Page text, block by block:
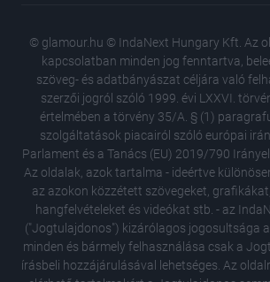
© glamour.hu © IndaNext Hungary Kft. Az
kapcsolatban minden jog fenntartva,
szöveg- és adatbányászat céljára való
szerzői jogról szóló 1999. évi LXXVI.
értelmében a törvény 35/A. § (1)
szolgáltatások piacairól szóló európai
Parlament és a Tanács (EU) 2019/790
Az oldalak, azok tartalma - ideértve
az azokon közzétett szövegeket,
hangfelvételeket és videókat stb. - az
("Jogtulajdonos") kizárólagos jogosultsága
minden és bármely felhasználása csak a
írásbeli hozzájárulásával lehetséges. Az